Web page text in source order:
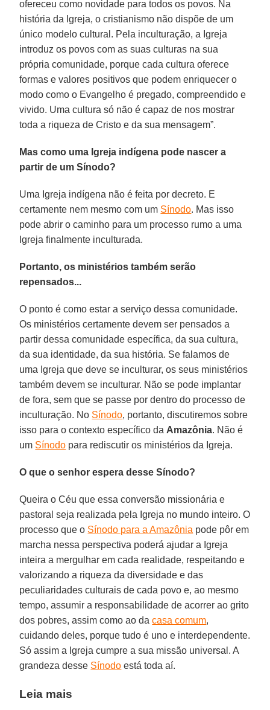
ofereceu como novidade para todos os povos. Na
história da Igreja, o cristianismo não dispõe de um
único modelo cultural. Pela inculturação, a Igreja
introduz os povos com as suas culturas na sua
própria comunidade, porque cada cultura oferece
formas e valores positivos que podem enriquecer o
modo como o Evangelho é pregado, compreendido e
vivido. Uma cultura só não é capaz de nos mostrar
toda a riqueza de Cristo e da sua mensagem”.
Mas como uma Igreja indígena pode nascer a
partir de um Sínodo?
Uma Igreja indígena não é feita por decreto. E
certamente nem mesmo com um Sínodo. Mas isso
pode abrir o caminho para um processo rumo a uma
Igreja finalmente inculturada.
Portanto, os ministérios também serão
repensados...
O ponto é como estar a serviço dessa comunidade.
Os ministérios certamente devem ser pensados a
partir dessa comunidade específica, da sua cultura,
da sua identidade, da sua história. Se falamos de
uma Igreja que deve se inculturar, os seus ministérios
também devem se inculturar. Não se pode implantar
de fora, sem que se passe por dentro do processo de
inculturação. No Sínodo, portanto, discutiremos sobre
isso para o contexto específico da Amazônia. Não é
um Sínodo para rediscutir os ministérios da Igreja.
O que o senhor espera desse Sínodo?
Queira o Céu que essa conversão missionária e
pastoral seja realizada pela Igreja no mundo inteiro. O
processo que o Sínodo para a Amazônia pode pôr em
marcha nessa perspectiva poderá ajudar a Igreja
inteira a mergulhar em cada realidade, respeitando e
valorizando a riqueza da diversidade e das
peculiaridades culturais de cada povo e, ao mesmo
tempo, assumir a responsabilidade de acorrer ao grito
dos pobres, assim como ao dacasa comum,
cuidando deles, porque tudo é uno e interdependente.
Só assim a Igreja cumpre a sua missão universal. A
grandeza desse Sínodo está toda aí.
Leia mais